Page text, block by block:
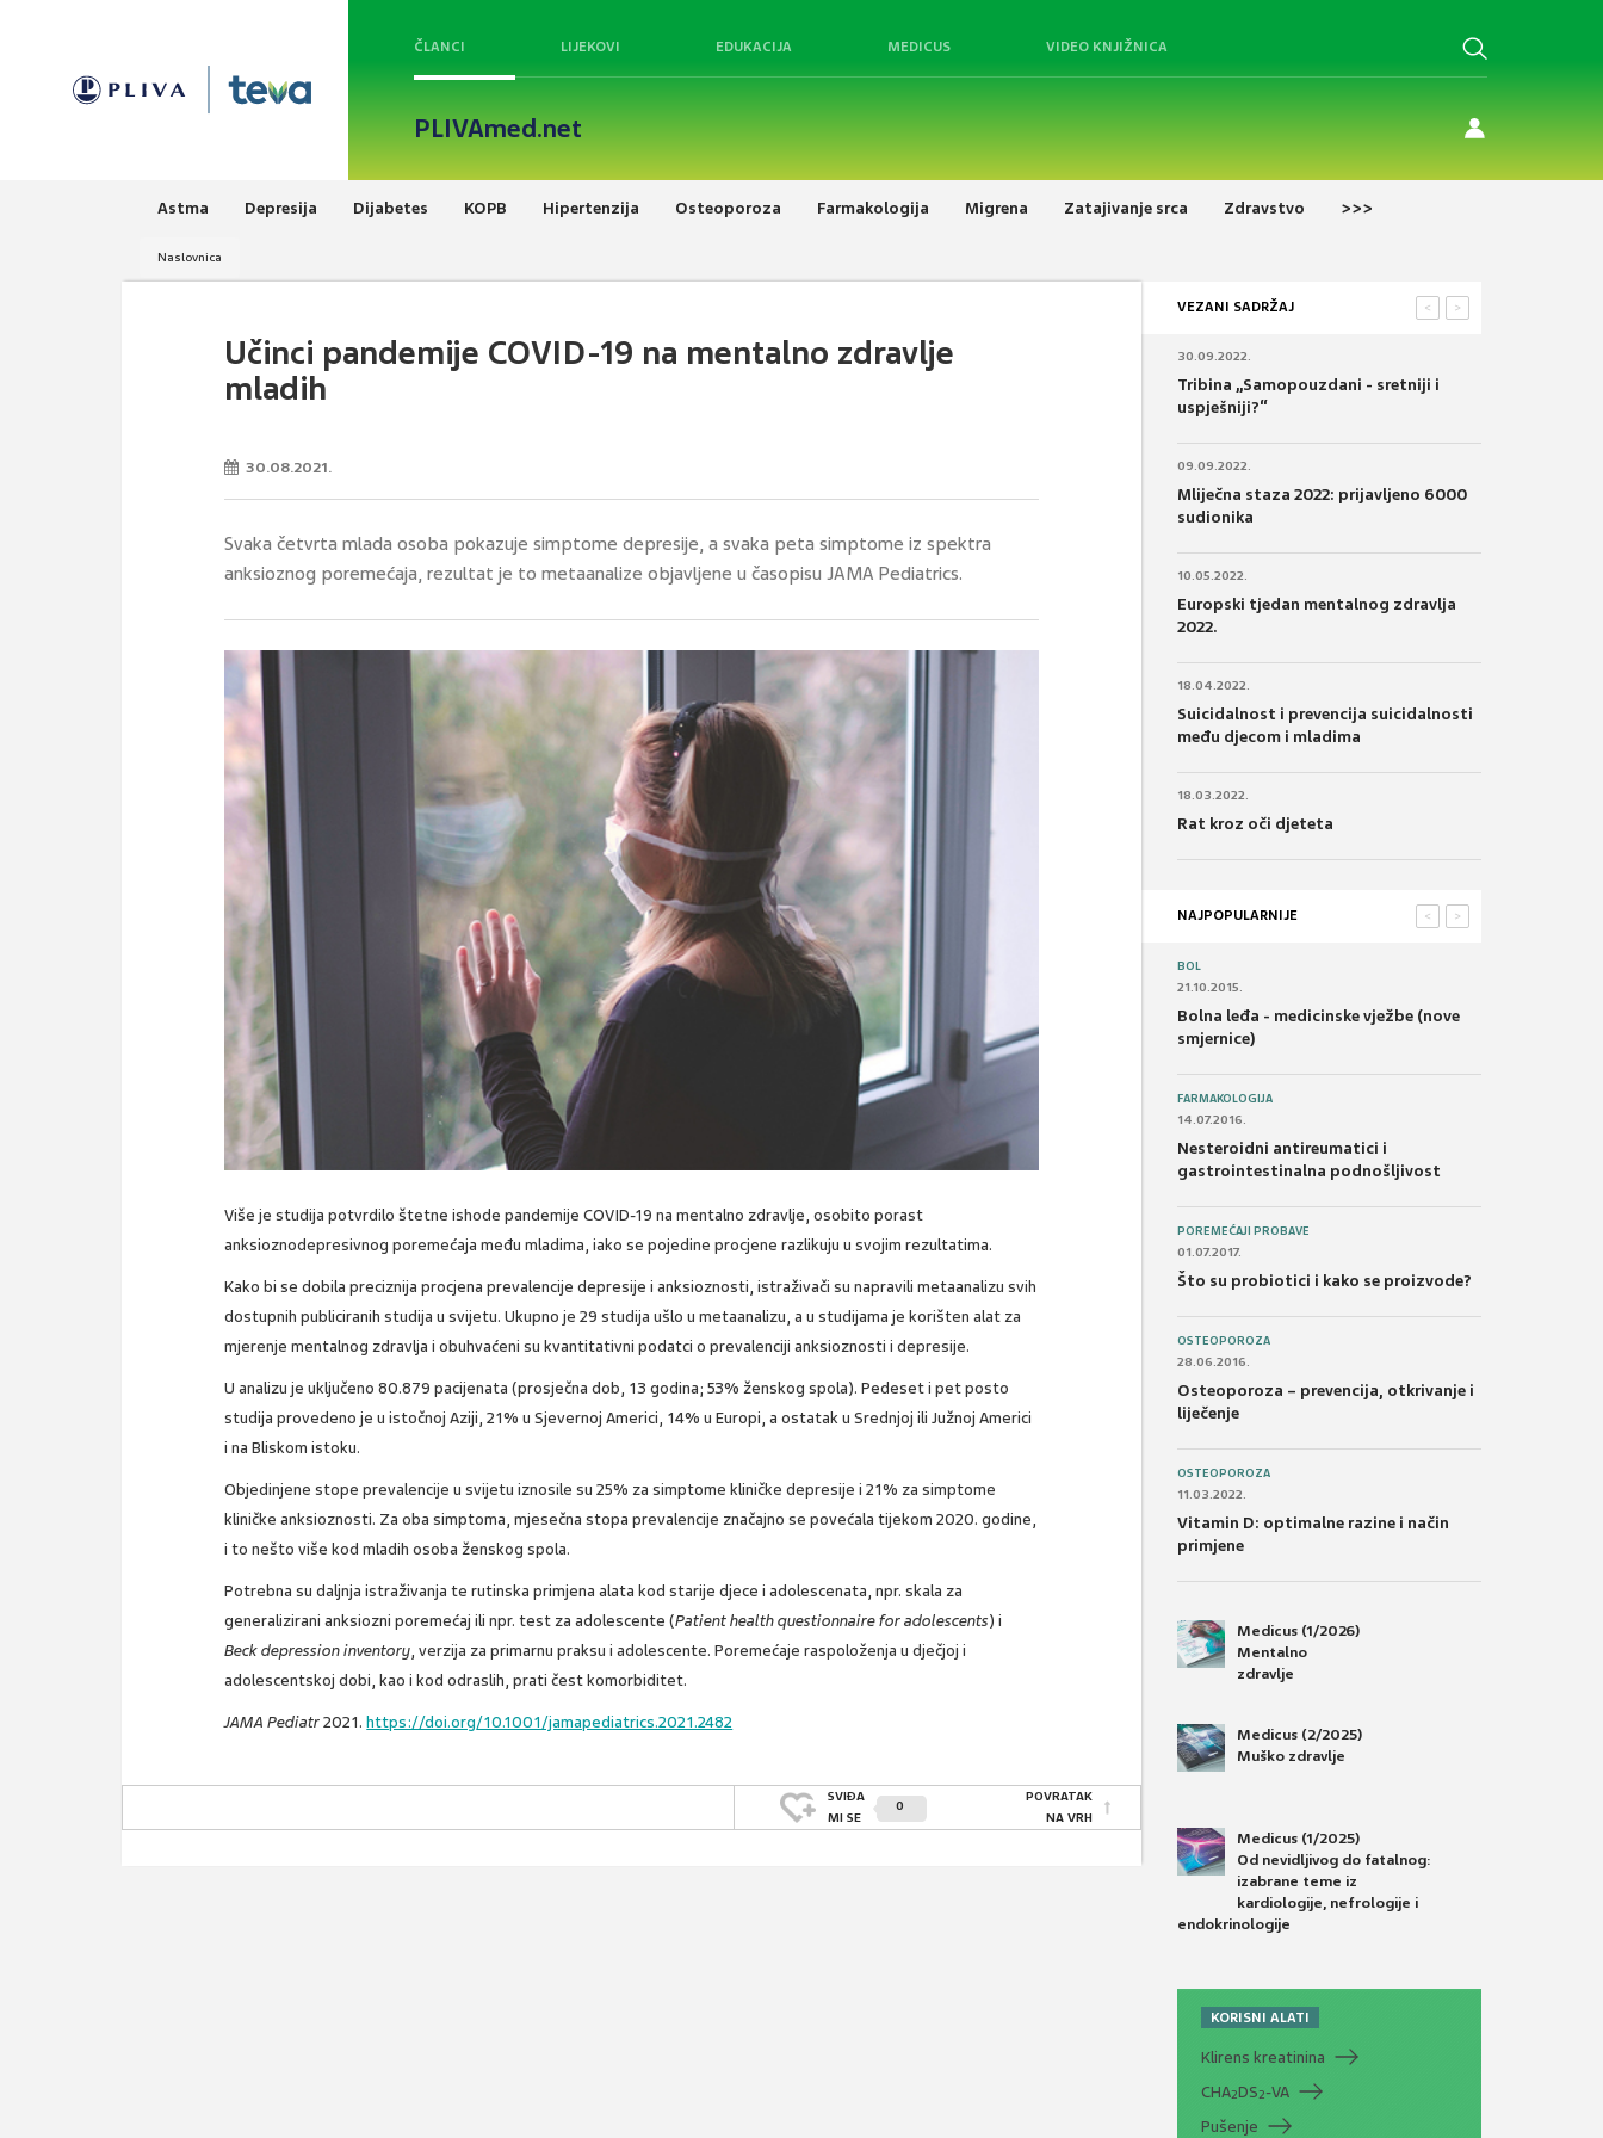
ČLANCI LIJEKOVI EDUKACIJA MEDICUS VIDEO KNJIŽNICA
PLIVAmed.net
Astma Depresija Dijabetes KOPB Hipertenzija Osteoporoza Farmakologija Migrena Zatajivanje srca Zdravstvo >>>
Naslovnica
Učinci pandemije COVID-19 na mentalno zdravlje
mladih
30.08.2021.
Svaka četvrta mlada osoba pokazuje simptome depresije, a svaka peta simptome iz spektra
anksioznog poremećaja, rezultat je to metaanalize objavljene u časopisu JAMA Pediatrics.
Više je studija potvrdilo štetne ishode pandemije COVID-19 na mentalno zdravlje, osobito porast
anksioznodepresivnog poremećaja među mladima, iako se pojedine procjene razlikuju u svojim rezultatima.
Kako bi se dobila preciznija procjena prevalencije depresije i anksioznosti, istraživači su napravili metaanalizu svih
dostupnih publiciranih studija u svijetu. Ukupno je 29 studija ušlo u metaanalizu, a u studijama je korišten alat za
mjerenje mentalnog zdravlja i obuhvaćeni su kvantitativni podatci o prevalenciji anksioznosti i depresije.
U analizu je uključeno 80.879 pacijenata (prosječna dob, 13 godina; 53% ženskog spola). Pedeset i pet posto
studija provedeno je u istočnoj Aziji, 21% u Sjevernoj Americi, 14% u Europi, a ostatak u Srednjoj ili Južnoj Americi
i na Bliskom istoku.
Objedinjene stope prevalencije u svijetu iznosile su 25% za simptome kliničke depresije i 21% za simptome
kliničke anksioznosti. Za oba simptoma, mjesečna stopa prevalencije značajno se povećala tijekom 2020. godine,
i to nešto više kod mladih osoba ženskog spola.
Potrebna su daljnja istraživanja te rutinska primjena alata kod starije djece i adolescenata, npr. skala za
generalizirani anksiozni poremećaj ili npr. test za adolescente (Patient health questionnaire for adolescents) i
Beck depression inventory, verzija za primarnu praksu i adolescente. Poremećaje raspoloženja u dječjoj i
adolescentskoj dobi, kao i kod odraslih, prati čest komorbiditet.
JAMA Pediatr2021.https://doi.org/10.1001/jamapediatrics.2021.2482
SVIĐA
MI SE
0
POVRATAK
NA VRH
VEZANI SADRŽAJ >
<
30.09.2022.
Tribina „Samopouzdani - sretniji i
uspješniji?“
09.09.2022.
Mliječna staza 2022: prijavljeno 6000
sudionika
10.05.2022.
Europski tjedan mentalnog zdravlja
2022.
18.04.2022.
Suicidalnost i prevencija suicidalnosti
među djecom i mladima
18.03.2022.
Rat kroz oči djeteta
NAJPOPULARNIJE >
<
BOL
21.10.2015.
Bolna leđa - medicinske vježbe (nove
smjernice)
FARMAKOLOGIJA
14.07.2016.
Nesteroidni antireumatici i
gastrointestinalna podnošljivost
POREMEĆAJI PROBAVE
01.07.2017.
Što su probiotici i kako se proizvode?
OSTEOPOROZA
28.06.2016.
Osteoporoza – prevencija, otkrivanje i
liječenje
OSTEOPOROZA
11.03.2022.
Vitamin D: optimalne razine i način
primjene
Medicus (1/2026)
Mentalno
zdravlje
Medicus (2/2025)
Muško zdravlje
Medicus (1/2025)
Od nevidljivog do fatalnog:
izabrane teme iz
kardiologije, nefrologije i
endokrinologije
KORISNI ALATI
Klirens kreatinina
CHA2DS2-VA
Pušenje